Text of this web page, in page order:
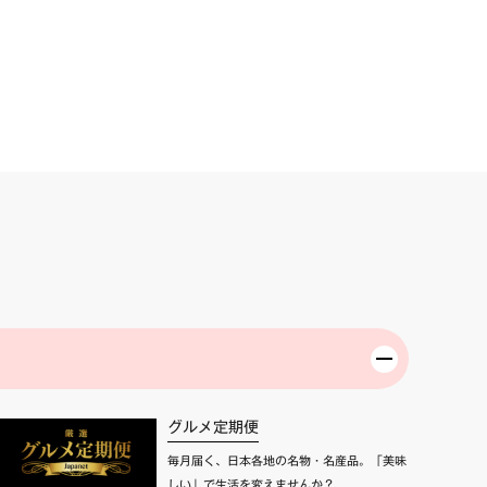
グルメ定期便
毎月届く、日本各地の名物・名産品。「美味